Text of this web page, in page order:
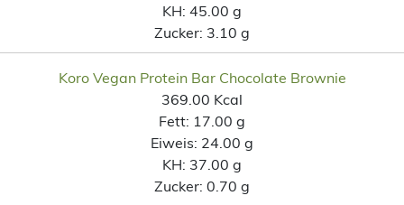
KH: 45.00 g
Zucker: 3.10 g
Koro Vegan Protein Bar Chocolate Brownie
369.00 Kcal
Fett: 17.00 g
Eiweis: 24.00 g
KH: 37.00 g
Zucker: 0.70 g